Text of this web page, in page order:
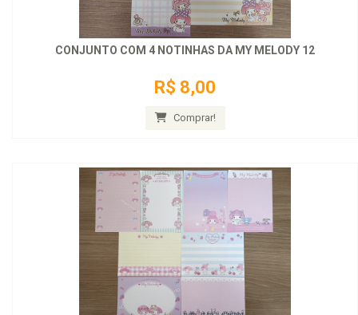
CONJUNTO COM 4 NOTINHAS DA MY MELODY 12
R$ 8,00
Comprar!